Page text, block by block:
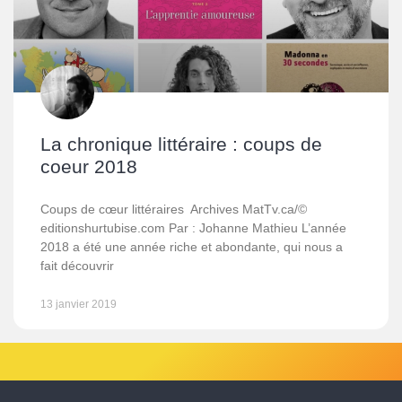
La chronique littéraire : coups de
coeur 2018
Coups de cœur littéraires Archives MatTv.ca/©
editionshurtubise.com Par : Johanne Mathieu L’année
2018 a été une année riche et abondante, qui nous a
fait découvrir
13 janvier 2019